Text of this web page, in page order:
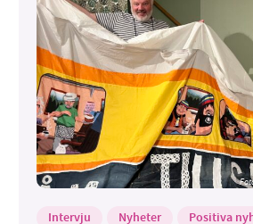
Intervju Nyheter Positiva